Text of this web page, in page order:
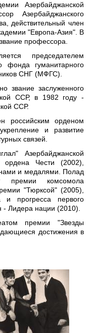
Азербайджанской
Азербайджанского
действительный член
"Европа-Азия". В
профессора.
председателем
фонда гуманитарного
СНГ (МФГС).
звание заслуженного
ССР, в 1982 году -
ССР.
российским орденом
и развитие
связей.
Азербайджанской
ордена Чести (2002),
и медалями. Полад
комсомола
"Тюрксой" (2005),
и прогресса первого
- Лидера нации (2010).
премии "Звезды
достижения в